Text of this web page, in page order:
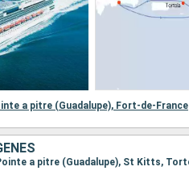
a pitre (Guadalupe), Fort-de-France